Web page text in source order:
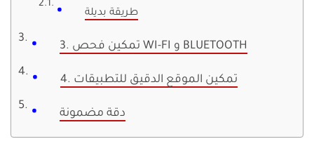
طريقة بديلة
3. تمكين فحص WI-FI و BLUETOOTH
4. تمكين الموقع الدقيق للتطبيقات
دقة مضمونة